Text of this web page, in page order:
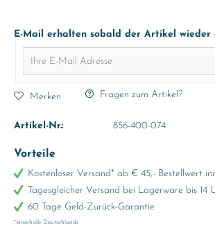
E-Mail erhalten sobald der Artikel
Merken Fragen zum Artikel?
Artikel-Nr.: 856-400-074
Vorteile
Kostenloser Versand* ab € 45,- Bestellwert
Tagesgleicher Versand bei Lagerware bis 14
60 Tage Geld-Zurück-Garantie
*Innerhalb Deutschlands